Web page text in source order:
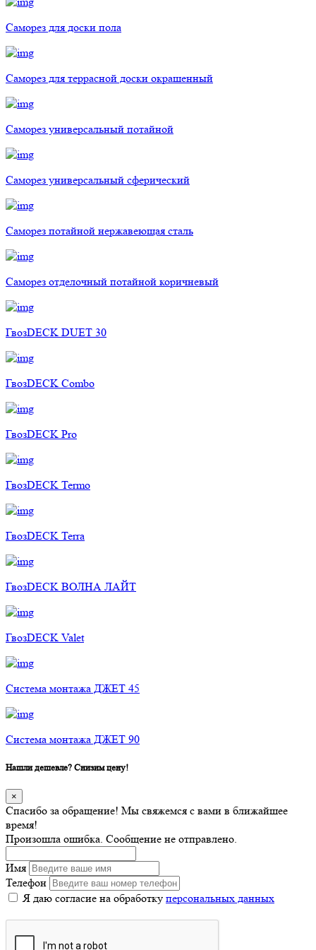
Саморез для доски пола
Саморез для террасной доски окрашенный
Саморез универсальный потайной
Саморез универсальный сферический
Саморез потайной нержавеющая сталь
Саморез отделочный потайной коричневый
ГвозDECK DUET 30
ГвозDECK Combo
ГвозDECK Pro
ГвозDECK Termo
ГвозDECK Terra
ГвозDECK ВОЛНА ЛАЙТ
ГвозDECK Valet
Cистема монтажа ДЖЕТ 45
Cистема монтажа ДЖЕТ 90
Нашли дешевле? Снизим цену!
×
Спасибо за обращение! Мы свяжемся с вами в ближайшее
время!
Произошла ошибка. Сообщение не отправлено.
Имя
Телефон
Я даю согласие на обработку персональных данных